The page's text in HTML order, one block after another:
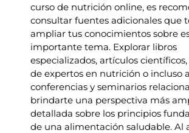
curso de nutrición online, es
consultar fuentes adicionales que
ampliar tus conocimientos sobre
importante tema. Explorar libros
especializados, artículos
de expertos en nutrición o incluso
conferencias y seminarios
brindarte una perspectiva más
detallada sobre los principios
de una alimentación saludable. Al